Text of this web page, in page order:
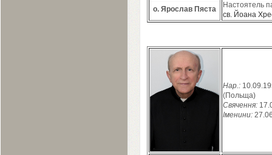
о. Ярослав Пяста
Настоятель
св. Йоана
Нар.: 10.09.
(Польща)
Свячення: 17.
Іменини: 27.